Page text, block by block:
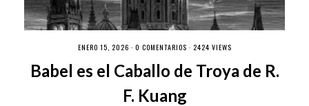
ENERO 15, 2026 · 0 COMENTARIOS · 2424 VIEWS
Babel es el Caballo de Troya de R.
F. Kuang